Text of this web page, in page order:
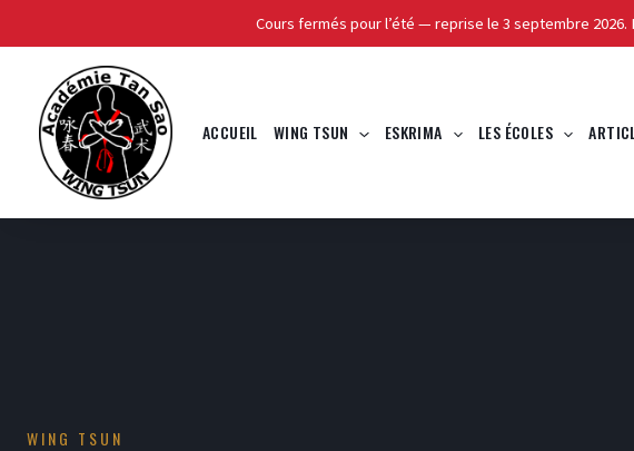
Cours fermés pour l’été — reprise le 3 septembre
content
ACCUEIL WING TSUN ESKRIMA LES ÉCOLES
La posture
WING TSUN